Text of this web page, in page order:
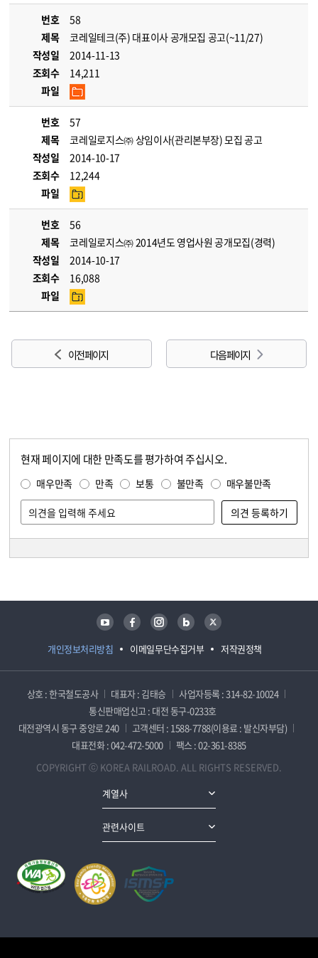
번호
58
제목
코레일테크(주) 대표이사 공개모집 공고(~11/27)
작성일
2014-11-13
조회수
14,211
파일
번호
57
제목
코레일로지스㈜ 상임이사(관리본부장) 모집 공고
작성일
2014-10-17
조회수
12,244
파일
번호
56
제목
코레일로지스㈜ 2014년도 영업사원 공개모집(경력)
작성일
2014-10-17
조회수
16,088
파일
이전 페이지 다음 페이지
현재 페이지에 대한 만족도를 평가하여 주십시오.
매우만족 만족 보통 불만족 매우불만족
개인정보처리방침 이메일무단수집거부 저작권정책
유튜브 페이스북 인스타그램 블로그 트위터
상호 : 한국철도공사 대표자 : 김태승
사업자등록 : 314-82-10024
통신판매업신고 : 대전 동구-0233호
대전광역시 동구 중앙로 240
고객센터 : 1588-7788(이용료 : 발신자부담)
대표전화 : 042-472-5000
팩스 : 02-361-8385
COPYRIGHT ⓒ KOREA RAILROAD. ALL RIGHTS RESERVED.
계열사
관련사이트